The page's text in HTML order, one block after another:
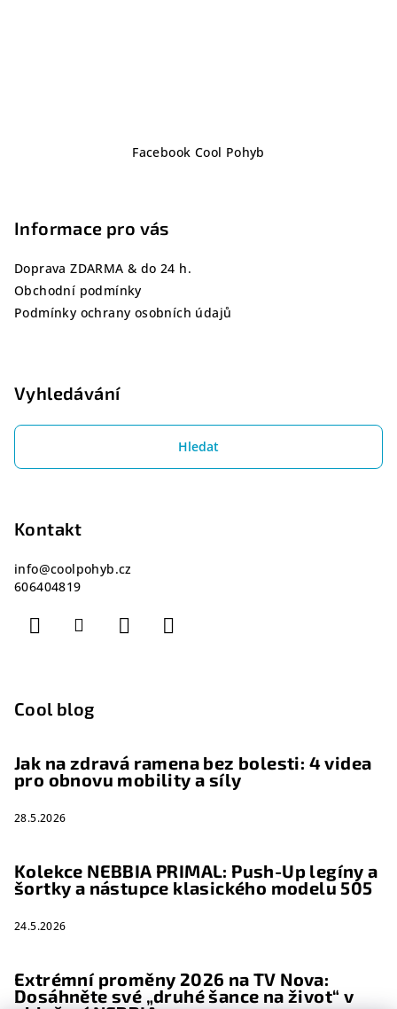
Facebook Cool Pohyb
Informace pro vás
Doprava ZDARMA & do 24 h.
Obchodní podmínky
Podmínky ochrany osobních údajů
Vyhledávání
Hledat
Kontakt
info@coolpohyb.cz
606404819
Cool blog
Jak na zdravá ramena bez bolesti: 4 videa
pro obnovu mobility a síly
28.5.2026
Kolekce NEBBIA PRIMAL: Push-Up legíny a
šortky a nástupce klasického modelu 505
24.5.2026
Extrémní proměny 2026 na TV Nova:
Dosáhněte své „druhé šance na život“ v